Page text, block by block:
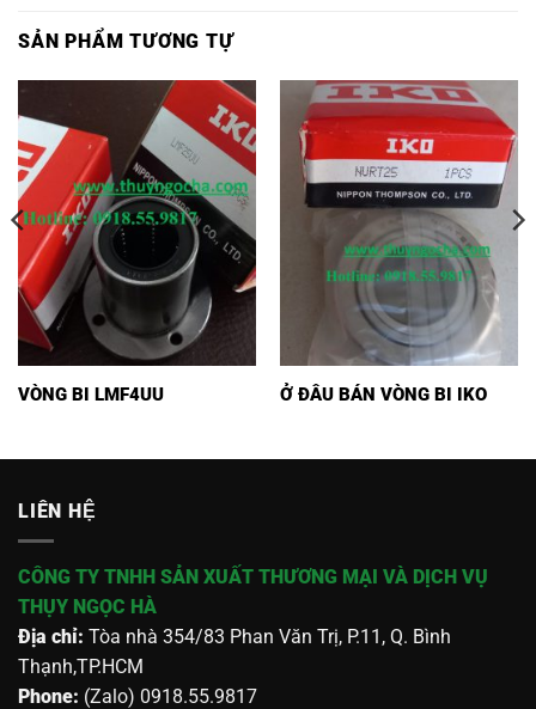
SẢN PHẨM TƯƠNG TỰ
VÒNG BI LMF4UU Ở ĐÂU BÁN VÒNG BI IKO
LIÊN HỆ
CÔNG TY TNHH SẢN XUẤT THƯƠNG MẠI VÀ DỊCH VỤ
THỤY NGỌC HÀ
Địa chỉ: Tòa nhà 354/83 Phan Văn Trị, P.11, Q. Bình
Thạnh,TP.HCM
Phone: (Zalo) 0918.55.9817